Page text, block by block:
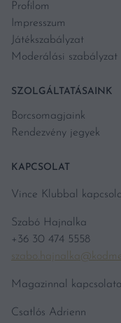
Profilom
Impresszum
Játékszabályzat
Moderálási szabályzat
SZOLGÁLTATÁSAINK
Borcsomagjaink
Rendezvény jegyek
KAPCSOLAT
Vince Klubbal
Szabó Hajnalka
+36 30 474 5558
Magazinnal
Csatlós Adrienn